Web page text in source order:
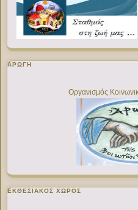
ΑΡΩΓΗ
Οργανισμός
ΕΚΘΕΣΙΑΚΌΣ ΧΏΡΟΣ